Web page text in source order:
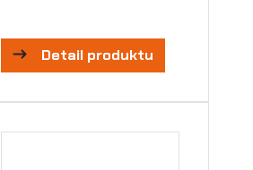
Detail produktu